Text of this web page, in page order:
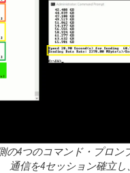
の4つのコマンド・プロン
通信を4セッション確立